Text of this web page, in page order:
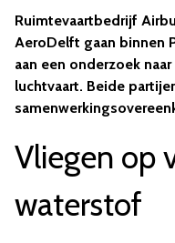
Ruimtevaartbedrijf
AeroDelft gaan binnen
aan een onderzoek
luchtvaart. Beide
Vliegen op
waterstof